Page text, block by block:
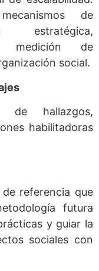
de
estratégica,
medición de
social.
de hallazgos,
habilitadoras
referencia que
futura
y guiar la
sociales con